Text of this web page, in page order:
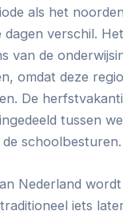
als het
dagen verschil.
van de
omdat deze
De
tussen
schoolbesturen.
Nederland wordt
iets